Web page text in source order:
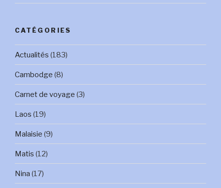
CATÉGORIES
Actualités (183)
Cambodge (8)
Carnet de voyage (3)
Laos (19)
Malaisie (9)
Matis (12)
Nina (17)